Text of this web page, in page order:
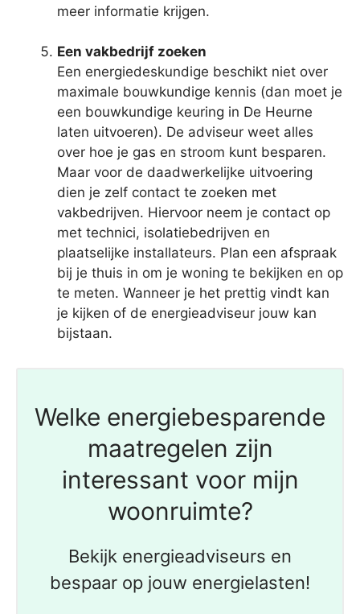
meer informatie krijgen.
Een vakbedrijf zoeken
Een energiedeskundige beschikt niet over
maximale bouwkundige kennis (dan moet je
een bouwkundige keuring in De Heurne
laten uitvoeren). De adviseur weet alles
over hoe je gas en stroom kunt besparen.
Maar voor de daadwerkelijke uitvoering
dien je zelf contact te zoeken met
vakbedrijven. Hiervoor neem je contact op
met technici, isolatiebedrijven en
plaatselijke installateurs. Plan een afspraak
bij je thuis in om je woning te bekijken en op
te meten. Wanneer je het prettig vindt kan
je kijken of de energieadviseur jouw kan
bijstaan.
Welke energiebesparende
maatregelen zijn
interessant voor mijn
woonruimte?
Bekijk energieadviseurs en
bespaar op jouw energielasten!